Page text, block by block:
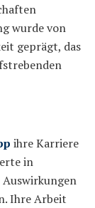
wurde von
geprägt, das
ihre Karriere
in
Ihre Arbeit